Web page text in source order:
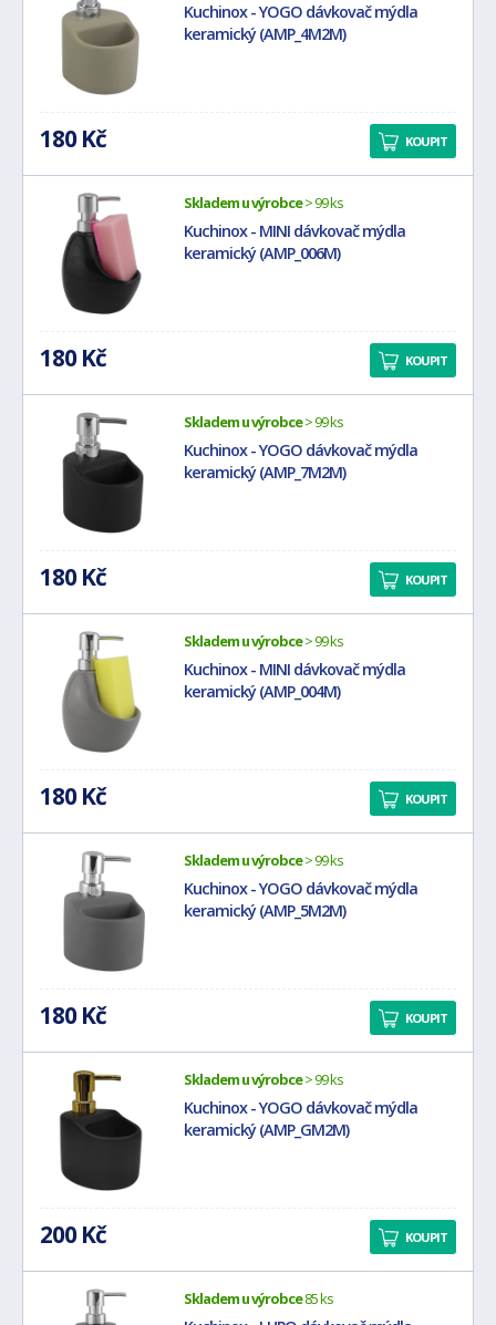
Kuchinox - YOGO dávkovač mýdla
keramický (AMP_4M2M)
180 Kč KOUPIT
Skladem u výrobce> 99 ks
Kuchinox - MINI dávkovač mýdla
keramický (AMP_006M)
180 Kč KOUPIT
Skladem u výrobce> 99 ks
Kuchinox - YOGO dávkovač mýdla
keramický (AMP_7M2M)
180 Kč KOUPIT
Skladem u výrobce> 99 ks
Kuchinox - MINI dávkovač mýdla
keramický (AMP_004M)
180 Kč KOUPIT
Skladem u výrobce> 99 ks
Kuchinox - YOGO dávkovač mýdla
keramický (AMP_5M2M)
180 Kč KOUPIT
Skladem u výrobce> 99 ks
Kuchinox - YOGO dávkovač mýdla
keramický (AMP_GM2M)
200 Kč KOUPIT
Skladem u výrobce85 ks